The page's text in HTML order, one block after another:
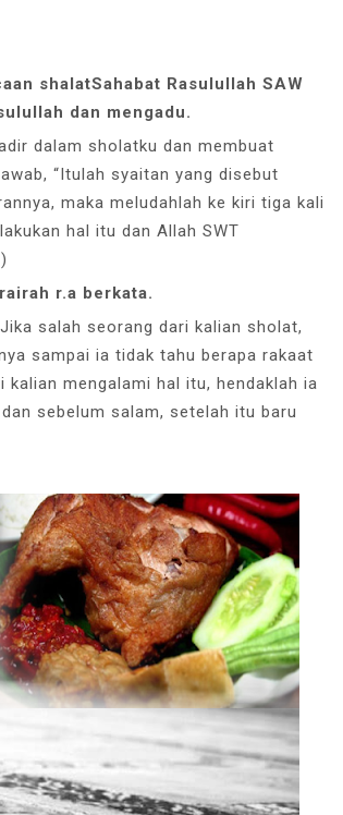
shalatSahabat Rasulullah SAW
dan mengadu.
dalam sholatku dan membuat
“Itulah syaitan yang disebut
maka meludahlah ke kiri tiga kali
hal itu dan Allah SWT
r.a berkata.
salah seorang dari kalian sholat,
sampai ia tidak tahu berapa rakaat
mengalami hal itu, hendaklah ia
sebelum salam, setelah itu baru